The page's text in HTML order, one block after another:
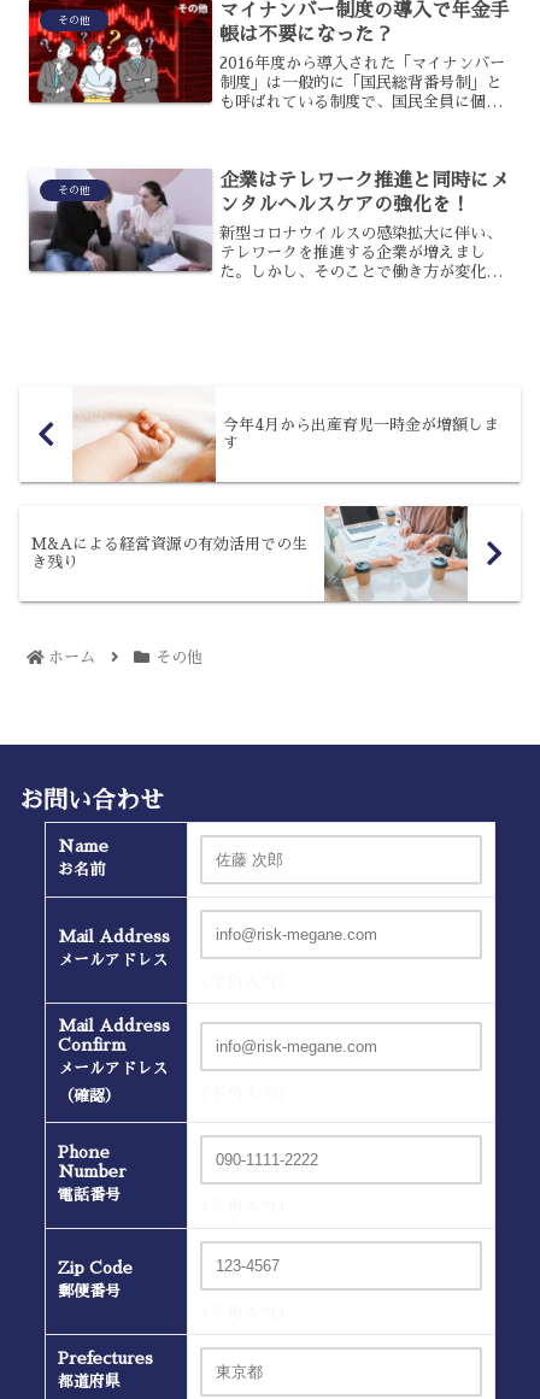
連合が大敗した原因...
その他
マイナンバー制度の導入で年金手
帳は不要になった？
2016年度から導入された「マイナンバー
制度」は一般的に「国民総背番号制」と
も呼ばれている制度で、国民全員に個別
するのは、社会保障、...
その他
企業はテレワーク推進と同時にメ
ンタルヘルスケアの強化を！
新型コロナウイルスの感染拡大に伴い、
テレワークを推進する企業が増えまし
た。しかし、そのことで働き方が変化し
今年4月から出産育児一時金が増額しま
す
M&Aによる経営資源の有効活用での生
き残り
ホーム その他
お問い合わせ
Name
お名前
Mail Address
メールアドレス
Mail Address
Confirm
メールアドレス
（確認）
Phone
Number
電話番号
Zip Code
郵便番号
Prefectures
都道府県